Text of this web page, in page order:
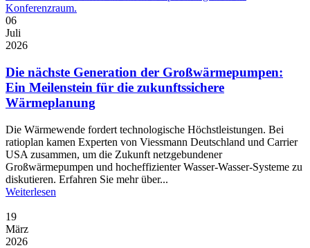
06
Juli
2026
Die nächste Generation der Großwärmepumpen:
Ein Meilenstein für die zukunftssichere
Wärmeplanung
Die Wärmewende fordert technologische Höchstleistungen. Bei
ratioplan kamen Experten von Viessmann Deutschland und Carrier
USA zusammen, um die Zukunft netzgebundener
Großwärmepumpen und hocheffizienter Wasser-Wasser-Systeme zu
diskutieren. Erfahren Sie mehr über...
Weiterlesen
19
März
2026